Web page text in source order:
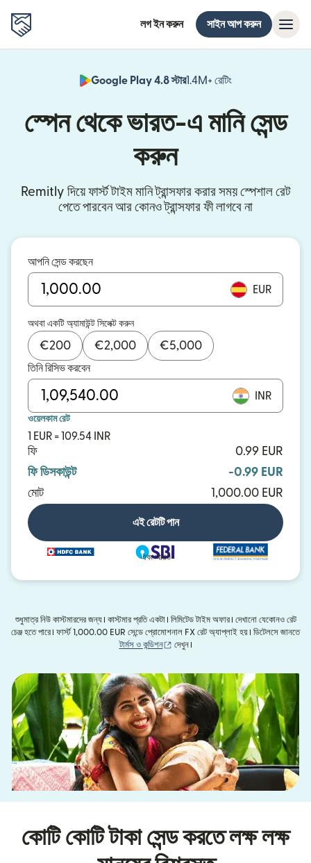
লগ ইন করুন সাইন আপ করুন
Google Play 4.8 স্টার1.4M+ রেটিং
স্পেন থেকে ভারত-এ মানি সেন্ড
করুন
Remitly দিয়ে ফার্স্ট টাইম মানি ট্রান্সফার করার সময় স্পেশাল রেট
পেতে পারবেন আর কোনও ট্রান্সফার ফী লাগবে না
আপনি সেন্ড করছেন
EUR
অথবা একটি অ্যামাউন্ট সিলেক্ট করুন
€200 €2,000 €5,000
তিনি রিসিভ করবেন
INR
ওয়েলকাম রেট
1 EUR = 109.54 INR
ফি
0.99 EUR
ফি ডিসকাউন্ট
-0.99 EUR
মোট
1,000.00 EUR
এই রেটটি পান
এবং আরও
শুধুমাত্র নিউ কাস্টমারদের জন্য। কাস্টমার প্রতি একটা। লিমিটেড টাইম অফার। দেখানো যেকোনও রেট
চেঞ্জ হতে পারে। ফার্স্ট 1,000.00 EUR সেন্ডে প্রোমোশনাল FX রেট অ্যাপ্লাই হয়। ডিটেলসে জানতে
টার্মস ও কন্ডিশন
(নতুন উইন্ডোতে খুলবে)
দেখুন।
কোটি কোটি টাকা সেন্ড করতে লক্ষ লক্ষ